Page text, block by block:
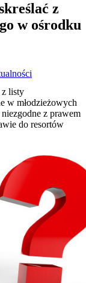
z
w ośrodku
z listy
w młodzieżowych
z prawem
do resortów